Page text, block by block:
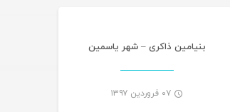
بنیامین ذاکری – شهر یاسمین
۰۷ فروردین ۱۳۹۷